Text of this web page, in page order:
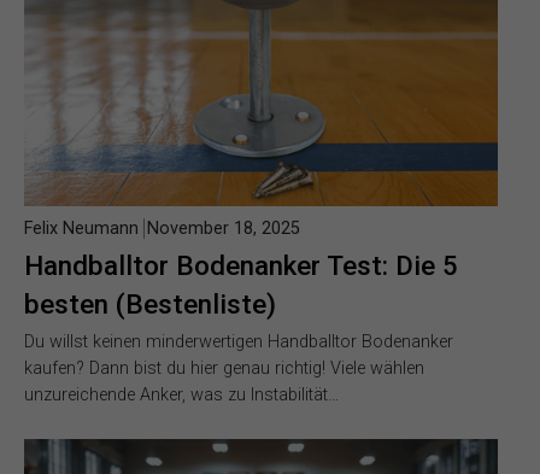
Handballtor Bodenanker Test: Die 5
besten (Bestenliste)
Felix Neumann November 18, 2025
Du willst keinen minderwertigen Handballtor Bodenanker
kaufen? Dann bist du hier genau richtig! Viele wählen
unzureichende Anker, was zu Instabilität…